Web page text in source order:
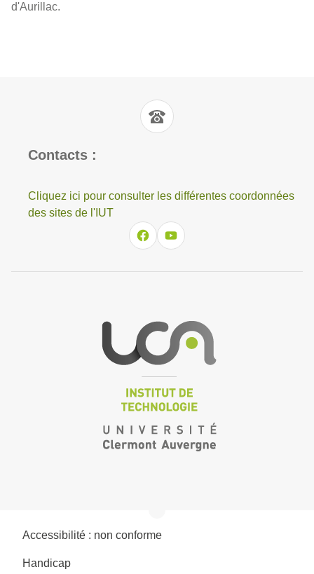
d'Aurillac.
Contacts :
Cliquez ici pour consulter les différentes coordonnées
des sites de l'IUT
Accessibilité : non conforme
Handicap